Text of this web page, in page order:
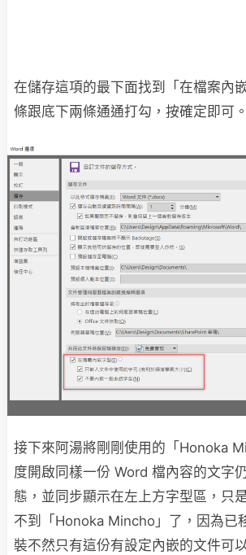
在儲存這項的最下面找到「在檔案內
條跟底下兩條通通打勾，按確定即可。
接下來阿湯將剛剛使用的「Honoka
度開啟同樣一份 Word 檔內容的文字
態，並同步顯示在左上方字型區，只
不到「Honoka Mincho」了，因為已
裝不然只有這份有設定內嵌的文件可